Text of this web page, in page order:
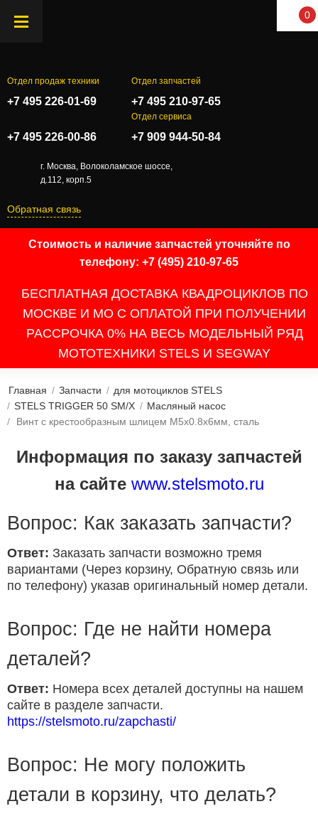
0
Отдел продаж техники
+7 495 226-01-69
Отдел запчастей
+7 495 210-97-65
+7 495 226-00-86
Отдел сервиса
+7 909 944-50-84
г. Москва, Волоколамское шоссе,
д.112, корп.5
Обратная связь
Стоимость и наличие запчастей уточняйте по
телефону: +7 (495) 210-97-65
БЕСПЛАТНАЯ ДОСТАВКА КВАДРОЦИКЛОВ ПО
МОСКВЕ И МО С ОПЛАТОЙ ПРИ ПОЛУЧЕНИИ
РАССРОЧКА 0% НА ВЕСЬ МОДЕЛЬНЫЙ РЯД
МОТОТЕХНИКИ STELS И SEGWAY
Главная / Запчасти / для мотоциклов STELS
/ STELS TRIGGER 50 SM/X / Масляный насос
/
Винт с крестообразным шлицем M5х0.8х6мм, сталь
Информация по заказу запчастей
на сайте www.stelsmoto.ru
Вопрос: Как заказать запчасти?
Ответ: Заказать запчасти возможно тремя
вариантами (Через корзину, Обратную связь или
по телефону) указав оригинальный номер детали.
Вопрос: Где не найти номера
деталей?
Ответ: Номера всех деталей доступны на нашем
сайте в разделе запчасти.
https://stelsmoto.ru/zapchasti/
Вопрос: Не могу положить
детали в корзину, что делать?